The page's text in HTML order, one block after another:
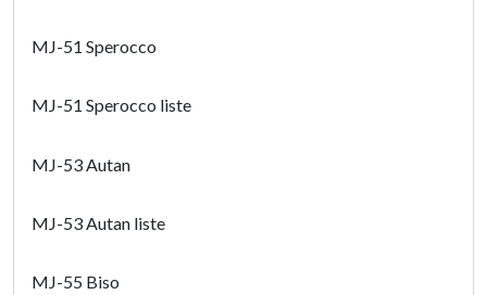
MJ-51 Sperocco
MJ-51 Sperocco liste
MJ-53 Autan
MJ-53 Autan liste
MJ-55 Biso